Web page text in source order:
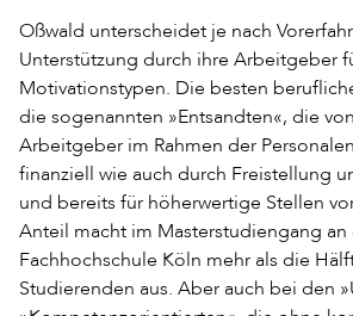
Oßwald unterscheidet je nach
Unterstützung durch ihre Arbeitgeber
Motivationstypen. Die besten
die sogenannten »Entsandten«, die
Arbeitgeber im Rahmen der
finanziell wie auch durch Freistellung
und bereits für höherwertige Stellen
Anteil macht im Masterstudiengang an
Fachhochschule Köln mehr als die
Studierenden aus. Aber auch bei den